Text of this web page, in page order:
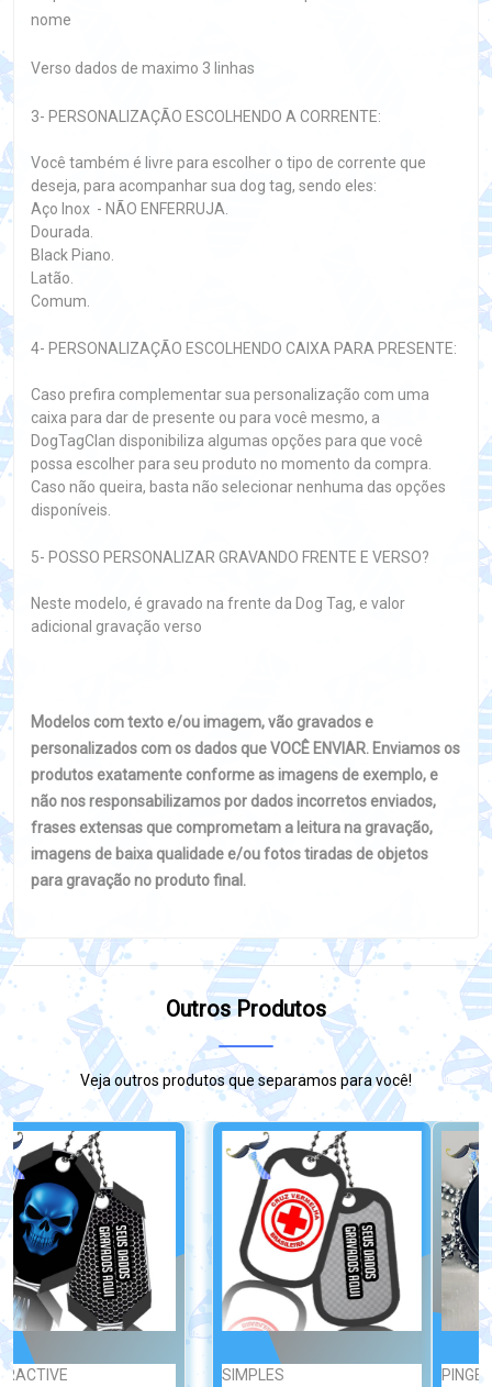
nome
Verso dados de maximo 3 linhas
3- PERSONALIZAÇÃO ESCOLHENDO A CORRENTE:
Você também é livre para escolher o tipo de corrente que
deseja, para acompanhar sua dog tag, sendo eles:
Aço Inox - NÃO ENFERRUJA.
Dourada.
Black Piano.
Latão.
Comum.
4- PERSONALIZAÇÃO ESCOLHENDO CAIXA PARA PRESENTE:
Caso prefira complementar sua personalização com uma
caixa para dar de presente ou para você mesmo, a
DogTagClan disponibiliza algumas opções para que você
possa escolher para seu produto no momento da compra.
Caso não queira, basta não selecionar nenhuma das opções
disponíveis.
5- POSSO PERSONALIZAR GRAVANDO FRENTE E VERSO?
Neste modelo, é gravado na frente da Dog Tag, e valor
adicional gravação verso
Modelos com texto e/ou imagem, vão gravados e
personalizados com os dados que VOCÊ ENVIAR. Enviamos os
produtos exatamente conforme as imagens de exemplo, e
não nos responsabilizamos por dados incorretos enviados,
frases extensas que comprometam a leitura na gravação,
imagens de baixa qualidade e/ou fotos tiradas de objetos
para gravação no produto final.
Outros Produtos
Veja outros produtos que separamos para você!
PINGENTE CLASSIC